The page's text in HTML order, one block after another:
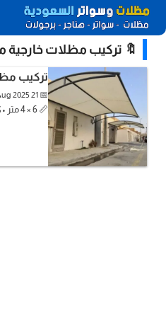
🔖 تركيب مظلات خارجية
تركيب
📅 21 Aug 2025 • 🏷️ تركيب مظلات • 👤 admin • 📍 القصيم
📏 6 × 4 متر • 💰